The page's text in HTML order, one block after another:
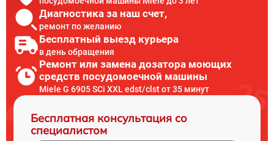
Диагностика за наш счет,
ремонт по желанию
Бесплатный выезд курьера
в день обращения
Ремонт или замена дозатора моющих
средств посудомоечной машины
Miele G 6905 SCi XXL edst/clst от 35 минут
Бесплатная консультация со
специалистом